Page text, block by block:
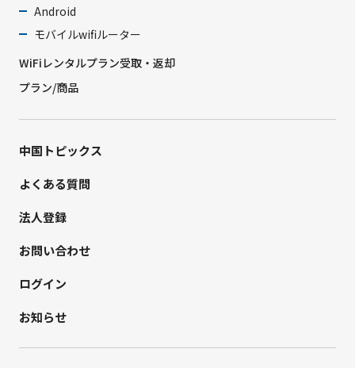
Android
モバイルwifiルーター
WiFiレンタルプラン受取・返却
プラン/商品
中国トピックス
よくある質問
法人登録
お問い合わせ
ログイン
お知らせ